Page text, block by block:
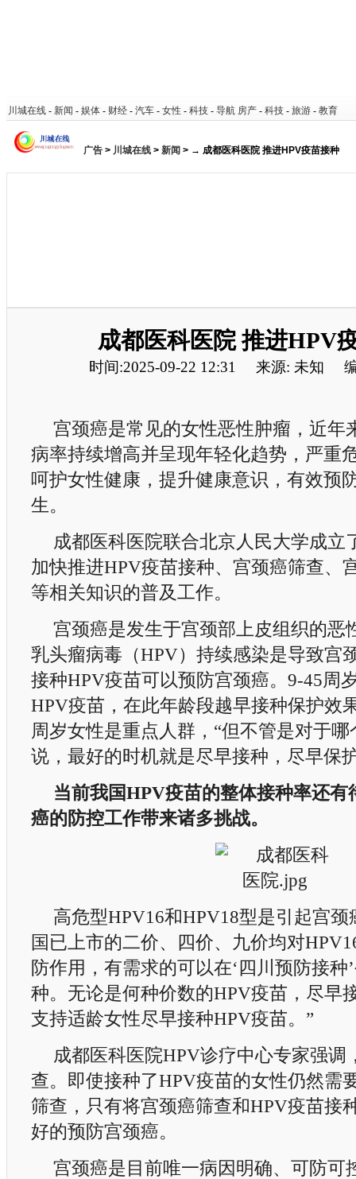
川城在线 - 新闻 - 娱体 - 财经 - 汽车 - 女性 - 科技 - 导航 房产 - 科技 - 旅游 - 教育
广告 > 川城在线 > 新闻 > → 成都医科医院 推进HPV疫苗接种
成都医科医院 推进HPV
时间:2025-09-22 12:31 来源: 未知
宫颈癌是常见的女性恶性肿瘤，近年
病率持续增高并呈现年轻化趋势，严重
呵护女性健康，提升健康意识，有效预
生。
成都医科医院联合北京人民大学成立
加快推进HPV疫苗接种、宫颈癌筛查、
等相关知识的普及工作。
宫颈癌是发生于宫颈部上皮组织的恶
乳头瘤病毒（HPV）持续感染是导致宫
接种HPV疫苗可以预防宫颈癌。9-45周
HPV疫苗，在此年龄段越早接种保护效
周岁女性是重点人群，“但不管是对于
说，最好的时机就是尽早接种，尽早保
当前我国HPV疫苗的整体接种率还有
癌的防控工作带来诸多挑战。
高危型HPV16和HPV18型是引起宫
国已上市的二价、四价、九价均对
防作用，有需求的可以在‘四川预防接种
种。无论是何种价数的HPV疫苗，尽早
支持适龄女性尽早接种HPV疫苗。”
成都医科医院HPV诊疗中心专家强调
查。即使接种了HPV疫苗的女性仍然需
筛查，只有将宫颈癌筛查和HPV疫苗接
好的预防宫颈癌。
宫颈癌是目前唯一病因明确、可防可